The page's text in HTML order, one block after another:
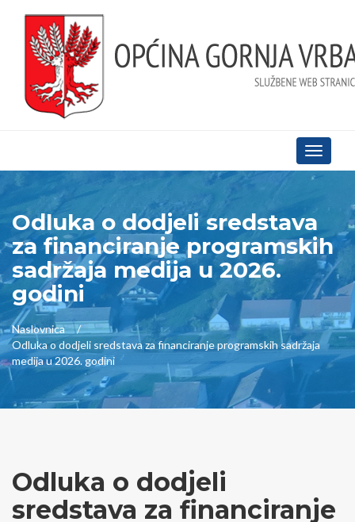
Toggle
Odluka o dodjeli sredstava
za financiranje programskih
sadržaja medija u 2026.
godini
Naslovnica
Odluka o dodjeli sredstava za financiranje programskih sadržaja
medija u 2026. godini
Odluka o dodjeli
sredstava za financiranje